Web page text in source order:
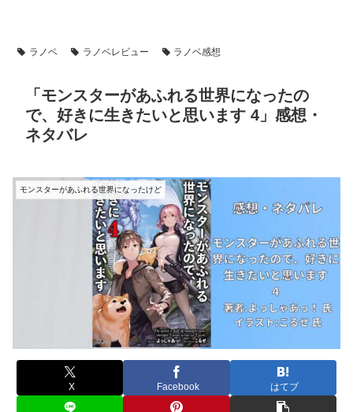
ラノベ ラノベレビュー ラノベ感想
「モンスターがあふれる世界になったの
で、好きに生きたいと思います 4」感想・
ネタバレ
モンスターがあふれる世界になったけど
X Facebook はてブ